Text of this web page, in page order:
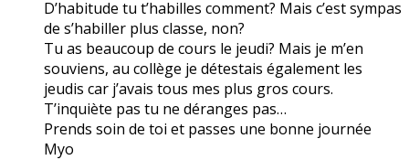
D’habitude tu t’habilles comment? Mais c’est sympas
de s’habiller plus classe, non?
Tu as beaucoup de cours le jeudi? Mais je m’en
souviens, au collège je détestais également les
jeudis car j’avais tous mes plus gros cours.
T’inquiète pas tu ne déranges pas…
Prends soin de toi et passes une bonne journée
Myo